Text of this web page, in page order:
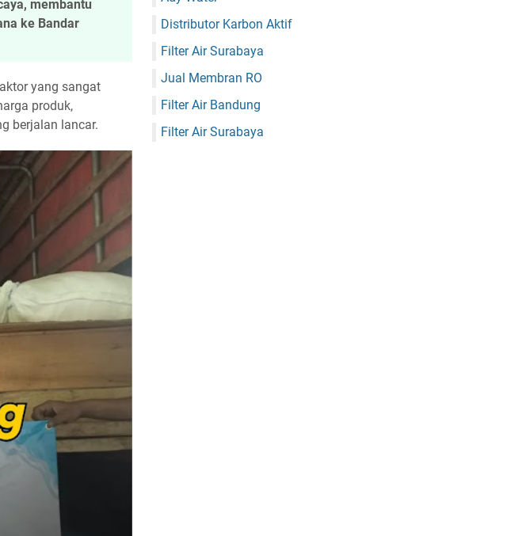
membantu
ke Bandar
yang sangat
produk,
berjalan lancar.
Distributor Karbon Aktif
Filter Air Surabaya
Jual Membran RO
Filter Air Bandung
Filter Air Surabaya